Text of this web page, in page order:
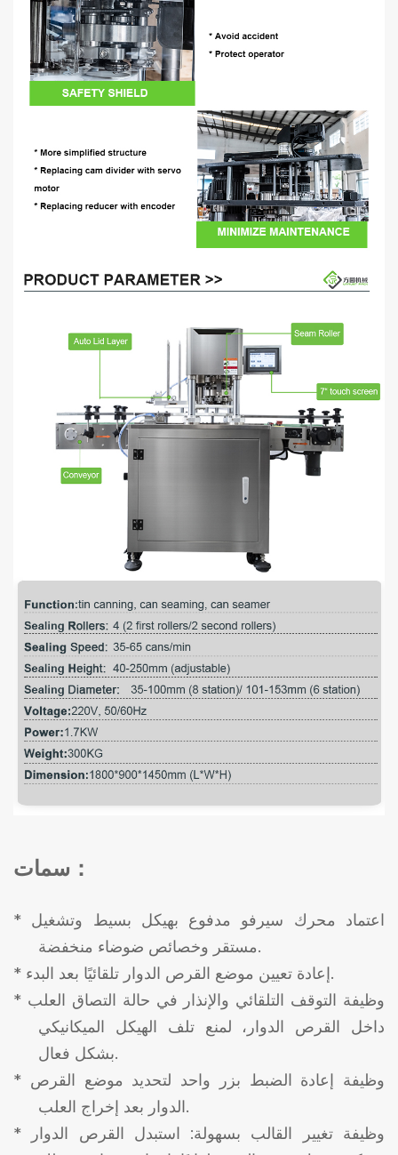
سمات ：
* اعتماد محرك سيرفو مدفوع بهيكل بسيط وتشغيل
مستقر وخصائص ضوضاء منخفضة.
*
إعادة تعيين موضع القرص الدوار تلقائيًا بعد البدء.
* وظيفة التوقف التلقائي والإنذار في حالة التصاق العلب
داخل القرص الدوار، لمنع تلف الهيكل الميكانيكي
بشكل فعال.
* وظيفة إعادة الضبط بزر واحد لتحديد موضع القرص
الدوار بعد إخراج العلب.
*
وظيفة تغيير القالب بسهولة: استبدل القرص الدوار